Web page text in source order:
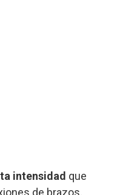
intensidad que
de brazos,